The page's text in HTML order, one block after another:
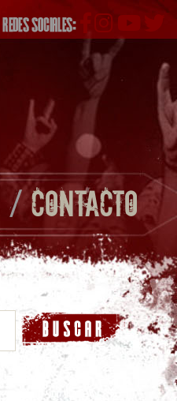
REDES SOCIALES:
/CONTACTO